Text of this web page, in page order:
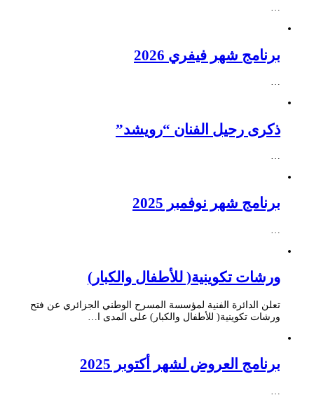
…
برنامج شهر فيفري 2026
…
ذكرى رحيل الفنان “رويشد”
…
برنامج شهر نوفمبر 2025
ورشات تكوينية( للأطفال والكبار)
تعلن الدائرة الفنية لمؤسسة المسرح الوطني الجزائري عن فتح
ورشات تكوينية( للأطفال والكبار) على المدى ا…
برنامج العروض لشهر أكتوبر 2025